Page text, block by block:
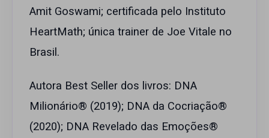
Amit Goswami; certificada pelo Instituto
HeartMath; única trainer de Joe Vitale no
Brasil.
Autora Best Seller dos livros: DNA
Milionário® (2019); DNA da Cocriação®
(2020); DNA Revelado das Emoções®